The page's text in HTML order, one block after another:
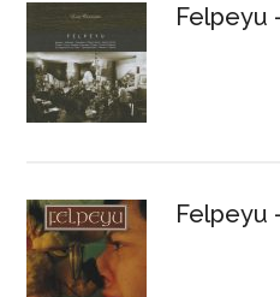
Felpeyu
Felpeyu